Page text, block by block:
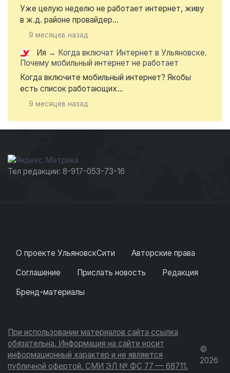
Уже целую неделю не работает интернет, живу
в ж.д. районе провайдер...
9 месяцев назад
Ия → Когда включат Интернет в Ульяновске.
Почему мобильный интернет не работает
Когда включите мобильный интернет? Якобы
есть список работающих...
9 месяцев назад
Тел редакции: 8-917-053-73-16
О проекте УльяновскСити
Авторские права
Соглашение
Прислать новость
Редакция
Бренд-материалы
При использовании материалов сайта ссылка
обязательна. Информация на сайте носит
информационный характер и не является
публичной офертой. СМИ ЭЛ № ФС 77 — 68711.
©
2026